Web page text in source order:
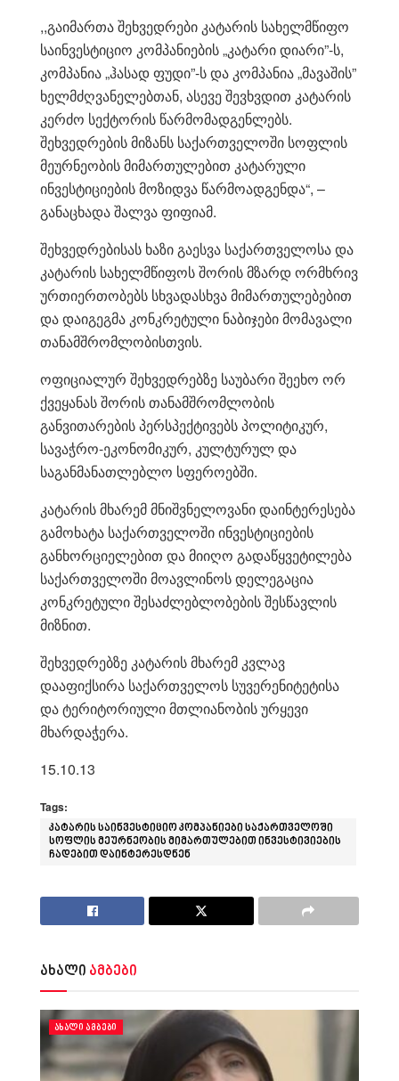
,,გაიმართა შეხვედრები კატარის სახელმწიფო
საინვესტიციო კომპანიების „კატარი დიარი”-ს,
კომპანია „ჰასად ფუდი”-ს და კომპანია „მავაშის”
ხელმძღვანელებთან, ასევე შევხვდით კატარის
კერძო სექტორის წარმომადგენლებს.
შეხვედრების მიზანს საქართველოში სოფლის
მეურნეობის მიმართულებით კატარული
ინვესტიციების მოზიდვა წარმოადგენდა“, –
განაცხადა შალვა ფიფიამ.
შეხვედრებისას ხაზი გაესვა საქართველოსა და
კატარის სახელმწიფოს შორის მზარდ ორმხრივ
ურთიერთობებს სხვადასხვა მიმართულებებით
და დაიგეგმა კონკრეტული ნაბიჯები მომავალი
თანამშრომლობისთვის.
ოფიციალურ შეხვედრებზე საუბარი შეეხო ორ
ქვეყანას შორის თანამშრომლობის
განვითარების პერსპექტივებს პოლიტიკურ,
სავაჭრო-ეკონომიკურ, კულტურულ და
საგანმანათლებლო სფეროებში.
კატარის მხარემ მნიშვნელოვანი დაინტერესება
გამოხატა საქართველოში ინვესტიციების
განხორციელებით და მიიღო გადაწყვეტილება
საქართველოში მოავლინოს დელეგაცია
კონკრეტული შესაძლებლობების შესწავლის
მიზნით.
შეხვედრებზე კატარის მხარემ კვლავ
დააფიქსირა საქართველოს სუვერენიტეტისა
და ტერიტორიული მთლიანობის ურყევი
მხარდაჭერა.
15.10.13
Tags:
კატარის საინვესტიციო კომპანიები საქართველოში
სოფლის მეურნეობის მიმართულებით ინვესტივიების
ჩადებით დაინტერესდნენ
ახალი ამბები
ᲐᲮᲐᲚᲘ ᲐᲛᲑᲔᲑᲘ